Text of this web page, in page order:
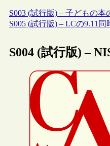
S003 (試行版) – 子どもの
S005 (試行版) – LCの9.11
S004 (試行版) –